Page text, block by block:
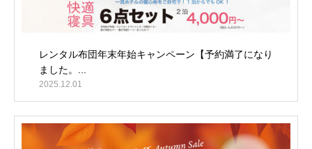
レンタル布団年末年始キャンペーン【予約満了になり
ました。...
2025.12.01